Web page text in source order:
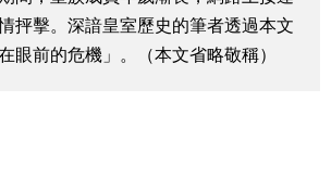
抨擊。深諳皇室歷史的筆者透過本文
眼前的危機」。（本文省略敬稱）